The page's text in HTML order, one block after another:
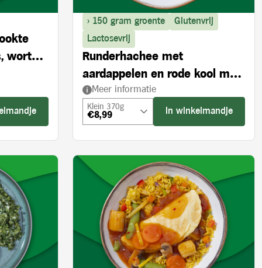
wortel
> 150 gram groente
Glutenvrij
Lactosevrij
Runderhachee met
aardappelen en rode kool met
appel
Meer informatie
Klein 370g
€8,99 In winkelmandje